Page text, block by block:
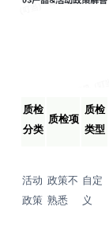
质检
分类
质检项
质检
类型
活动
政策
政策不
熟悉
自定
义